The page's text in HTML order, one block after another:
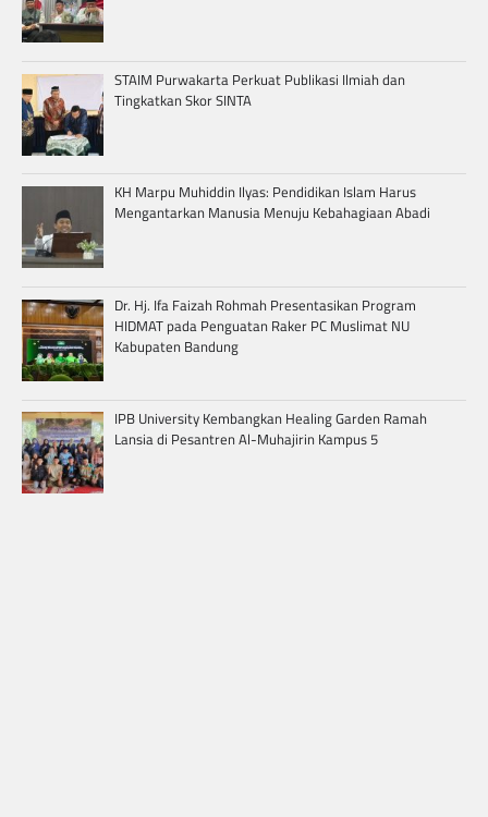
STAIM Purwakarta Perkuat Publikasi Ilmiah dan
Tingkatkan Skor SINTA
KH Marpu Muhiddin Ilyas: Pendidikan Islam Harus
Mengantarkan Manusia Menuju Kebahagiaan Abadi
Dr. Hj. Ifa Faizah Rohmah Presentasikan Program
HIDMAT pada Penguatan Raker PC Muslimat NU
Kabupaten Bandung
IPB University Kembangkan Healing Garden Ramah
Lansia di Pesantren Al-Muhajirin Kampus 5